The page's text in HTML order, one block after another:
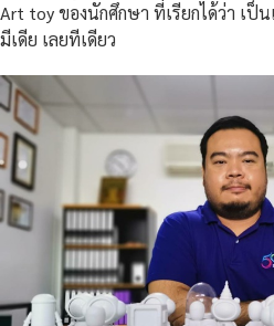
Art toy ของนักศึกษา ที่เรียกได้ว่า เป็
มีเดีย เลยทีเดียว